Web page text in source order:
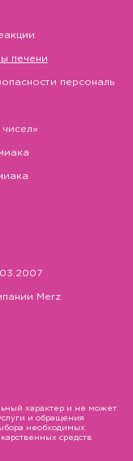
Merz
печени
персональ
чисел»
характер и не может
и обращения
необходимых
средств